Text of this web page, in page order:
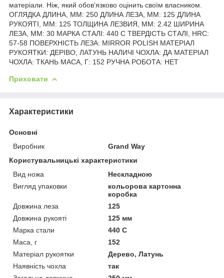
матеріали. Ніж, який обов'язково оцінить своїм власником.
ОГЛЯДКА ДЛИНА, ММ: 250 ДЛИНА ЛЕЗА, ММ: 125 ДЛИНА
РУКОЯТІ, ММ: 125 ТОЛЩИНА ЛЕЗВИЯ, ММ: 2.42 ШИРИНА
ЛЕЗА, ММ: 30 МАРКА СТАЛІ: 440 C ТВЕРДІСТЬ СТАЛІ, HRC:
57-58 ПОВЕРХНІСТЬ ЛЕЗА: MIRROR POLISH МАТЕРІАЛ
РУКОЯТКИ: ДЕРІВО, ЛАТУНЬ НАЛИЧІ ЧОХЛА: ДА МАТЕРІАЛ
ЧОХЛА: ТКАНЬ МАСА, Г: 152 РУЧНА РОБОТА: НЕТ
Приховати
Характеристики
Основні
Виробник
Grand Way
Користувальницькі характеристики
Вид ножа
Нескладною
Вигляд упаковки
кольорова картонна
коробка
Довжина леза
125
Довжина рукояті
125 мм
Марка стали
440 C
Маса, г
152
Матеріал рукоятки
Дерево, Латунь
Наявність чохла
так